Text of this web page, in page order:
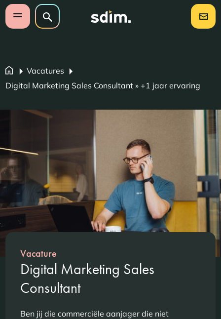
Navigatie overslaan
Open mobiel menu
Zoeken op website
Zoeken
Vacatures
Digital Marketing Sales Consultant » +1 jaar ervaring
Vacature
Digital Marketing Sales
Consultant
Ben jij die commerciële aanjager die niet